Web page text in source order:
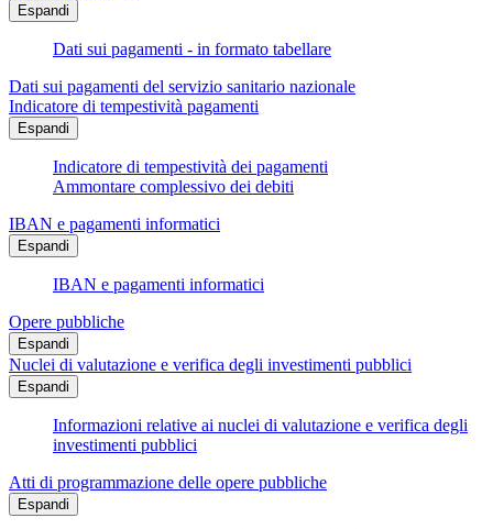
Espandi
Dati sui pagamenti - in formato tabellare
Dati sui pagamenti del servizio sanitario nazionale
Indicatore di tempestività pagamenti
Espandi
Indicatore di tempestività dei pagamenti
Ammontare complessivo dei debiti
IBAN e pagamenti informatici
Espandi
IBAN e pagamenti informatici
Opere pubbliche
Espandi
Nuclei di valutazione e verifica degli investimenti pubblici
Espandi
Informazioni relative ai nuclei di valutazione e verifica degli
investimenti pubblici
Atti di programmazione delle opere pubbliche
Espandi